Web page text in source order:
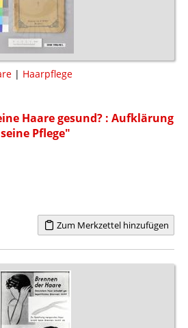
| Haarpflege
Haare gesund? : Aufklärung
Pflege"
Zum Merkzettel hinzufügen